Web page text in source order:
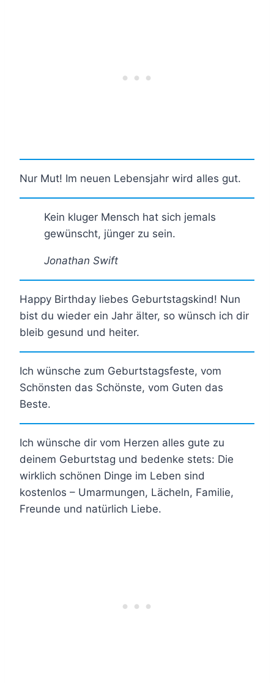
Nur Mut! Im neuen Lebensjahr wird alles gut.
Kein kluger Mensch hat sich jemals
gewünscht, jünger zu sein.
Jonathan Swift
Happy Birthday liebes Geburtstagskind! Nun
bist du wieder ein Jahr älter, so wünsch ich dir
bleib gesund und heiter.
Ich wünsche zum Geburtstagsfeste, vom
Schönsten das Schönste, vom Guten das
Beste.
Ich wünsche dir vom Herzen alles gute zu
deinem Geburtstag und bedenke stets: Die
wirklich schönen Dinge im Leben sind
kostenlos – Umarmungen, Lächeln, Familie,
Freunde und natürlich Liebe.